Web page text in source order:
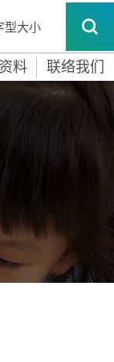
型大小
料 联络我们